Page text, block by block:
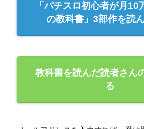
「パチスロ初心者が月10
の教科書」3部作を読
教科書を読んだ読者さん
る